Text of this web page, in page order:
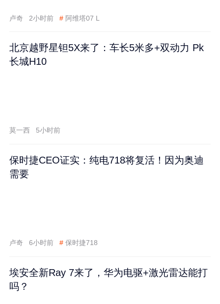
卢奇 2小时前 # 阿维塔07 L
北京越野星钽5X来了：车长5米多+双动力 Pk
长城H10
莫一西 5小时前
保时捷CEO证实：纯电718将复活！因为奥迪
需要
卢奇 6小时前 # 保时捷718
埃安全新Ray 7来了，华为电驱+激光雷达能打
吗？